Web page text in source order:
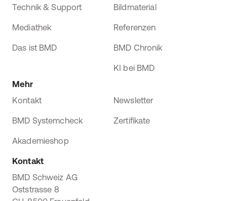
Technik & Support
Mediathek
Das ist BMD
Bildmaterial
Referenzen
BMD Chronik
KI bei BMD
Mehr
Kontakt
Newsletter
BMD Systemcheck Zertifikate
Akademieshop
Kontakt
BMD Schweiz AG
Oststrasse 8